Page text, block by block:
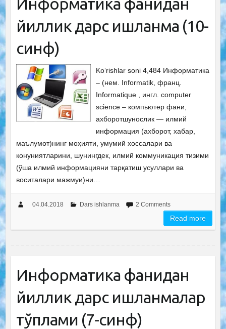
йиллик дарс ишланма (10-
синф)
Ko‘rishlar soni 4,484 Информатика
– (нем. Informatik, франц.
Informatique , ингл. computer
science – компьютер фани,
ахборотшунослик — илмий
информация (ахборот, хабар,
маълумот)нинг моҳияти, умумий хоссалари ва
конуниятларини, шунингдек, илмий коммуникация тизими
(ўша илмий информацияни тарқатиш усуллари ва
воситалари мажмуи)ни…
04.04.2018 Dars ishlanma 2 Comments
Read more
Информатика фанидан
йиллик дарс ишланмалар
тўплами (7-синф)